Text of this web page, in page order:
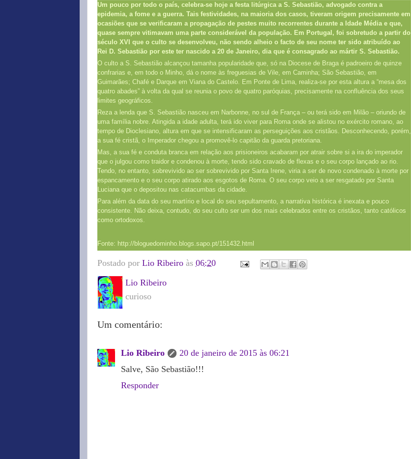
Um pouco por todo o país, celebra-se hoje a festa litúrgica a S. Sebastião, advogado contra a
epidemia, a fome e a guerra. Tais festividades, na maioria dos casos, tiveram origem precisamente em
ocasiões que se verificaram a propagação de pestes muito recorrentes durante a Idade Média e que,
quase sempre vitimavam uma parte considerável da população. Em Portugal, foi sobretudo a partir do
século XVI que o culto se desenvolveu, não sendo alheio o facto de seu nome ter sido atribuído ao
Rei D. Sebastião por este ter nascido a 20 de Janeiro, dia que é consagrado ao mártir S. Sebastião.
O culto a S. Sebastião alcançou tamanha popularidade que, só na Diocese de Braga é padroeiro de quinze
confrarias e, em todo o Minho, dá o nome às freguesias de Vile, em Caminha; São Sebastião, em
Guimarães; Chafé e Darque em Viana do Castelo. Em Ponte de Lima, realiza-se por esta altura a “mesa dos
quatro abades” à volta da qual se reunia o povo de quatro paróquias, precisamente na confluência dos seus
limites geográficos.
Reza a lenda que S. Sebastião nasceu em Narbonne, no sul de França – ou terá sido em Milão – oriundo de
uma família nobre. Atingida a idade adulta, terá ido viver para Roma onde se alistou no exército romano, ao
tempo de Dioclesiano, altura em que se intensificaram as perseguições aos cristãos. Desconhecendo, porém,
a sua fé cristã, o Imperador chegou a promovê-lo capitão da guarda pretoriana.
Mas, a sua fé e conduta branca em relação aos prisioneiros acabaram por atrair sobre si a ira do imperador
que o julgou como traidor e condenou à morte, tendo sido cravado de flexas e o seu corpo lançado ao rio.
Tendo, no entanto, sobrevivido ao ser sobrevivido por Santa Irene, viria a ser de novo condenado à morte por
espancamento e o seu corpo atirado aos esgotos de Roma. O seu corpo veio a ser resgatado por Santa
Luciana que o depositou nas catacumbas da cidade.
Para além da data do seu martírio e local do seu sepultamento, a narrativa histórica é inexata e pouco
consistente. Não deixa, contudo, do seu culto ser um dos mais celebrados entre os cristãos, tanto católicos
como ortodoxos.
Fonte: http://bloguedominho.blogs.sapo.pt/151432.html
Postado por Lio Ribeiro às 06:20
Lio Ribeiro
curioso
Um comentário:
Lio Ribeiro
20 de janeiro de 2015 às 06:21
Salve, São Sebastião!!!
Responder